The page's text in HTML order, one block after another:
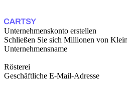
Unternehmenskonto erstellen
Schließen Sie sich Millionen von
Unternehmensname
Rösterei
Geschäftliche E-Mail-Adresse